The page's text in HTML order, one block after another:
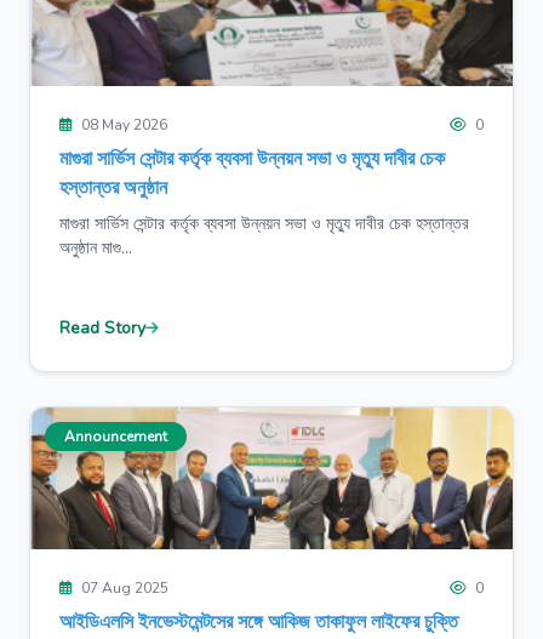
08 May 2026 0
মাগুরা সার্ভিস সেন্টার কর্তৃক ব্যবসা উন্নয়ন সভা ও মৃত্যু দাবীর চেক
হস্তান্তর অনুষ্ঠান
মাগুরা সার্ভিস সেন্টার কর্তৃক ব্যবসা উন্নয়ন সভা ও মৃত্যু দাবীর চেক হস্তান্তর
অনুষ্ঠান মাগু...
Read Story
Announcement
07 Aug 2025 0
আইডিএলসি ইনভেস্টমেন্টসের সঙ্গে আকিজ তাকাফুল লাইফের চুক্তি